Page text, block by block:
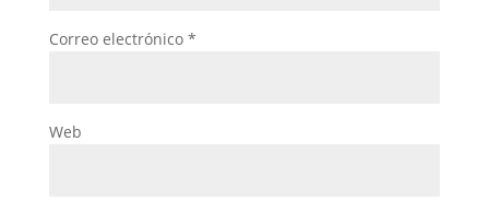
Correo electrónico *
Web